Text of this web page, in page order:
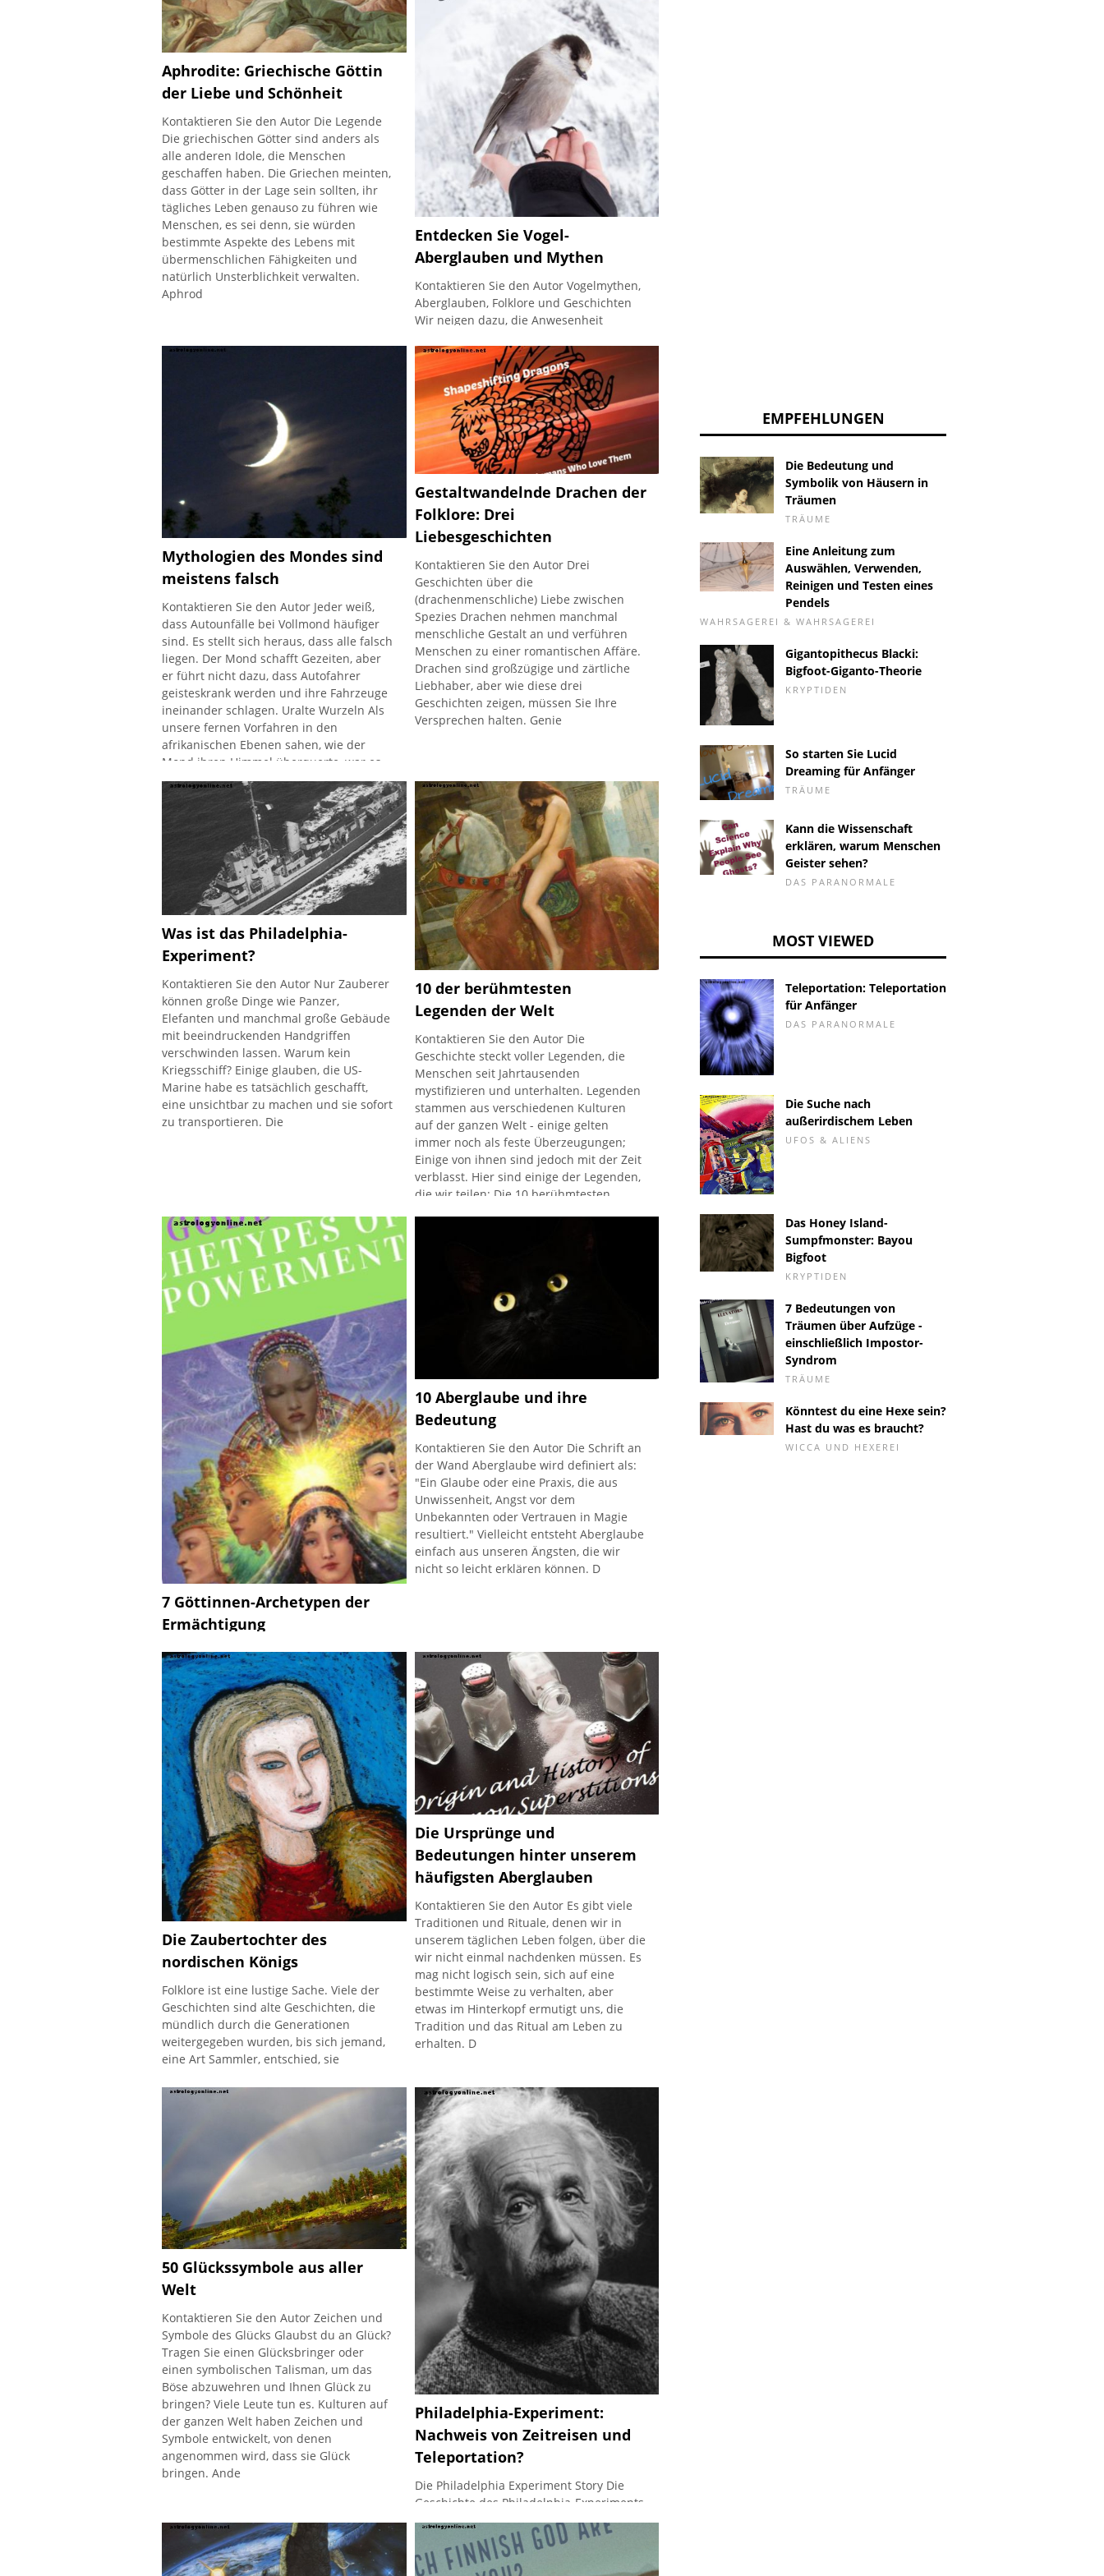
Aphrodite: Griechische Göttin
der Liebe und Schönheit
Kontaktieren Sie den Autor Die Legende
Die griechischen Götter sind anders als
alle anderen Idole, die Menschen
geschaffen haben. Die Griechen meinten,
dass Götter in der Lage sein sollten, ihr
tägliches Leben genauso zu führen wie
Menschen, es sei denn, sie würden
bestimmte Aspekte des Lebens mit
übermenschlichen Fähigkeiten und
natürlich Unsterblichkeit verwalten.
Aphrod
Entdecken Sie Vogel-
Aberglauben und Mythen
Kontaktieren Sie den Autor Vogelmythen,
Aberglauben, Folklore und Geschichten
Wir neigen dazu, die Anwesenheit
selbstverständlich zu halten. Sie werden
überrascht sein, wie viele Mythen und
Aberglauben es in Bezug auf Vögel auf
der ganzen Welt gibt. Viele dieser
Aberglauben beinhalten Glück, sowohl
gut als auch schlecht. Zum
Mythologien des Mondes sind
meistens falsch
Kontaktieren Sie den Autor Jeder weiß,
dass Autounfälle bei Vollmond häufiger
sind. Es stellt sich heraus, dass alle falsch
liegen. Der Mond schafft Gezeiten, aber
er führt nicht dazu, dass Autofahrer
geisteskrank werden und ihre Fahrzeuge
ineinander schlagen. Uralte Wurzeln Als
unsere fernen Vorfahren in den
afrikanischen Ebenen sahen, wie der
Mond ihren Himmel überquerte, war es
nicht verwunderlich, dass sie glaubten, er
sei zu mystischen Kräften fähig. Tiefe
Gestaltwandelnde Drachen der
Folklore: Drei
Liebesgeschichten
Kontaktieren Sie den Autor Drei
Geschichten über die
(drachenmenschliche) Liebe zwischen
Spezies Drachen nehmen manchmal
menschliche Gestalt an und verführen
Menschen zu einer romantischen Affäre.
Drachen sind großzügige und zärtliche
Liebhaber, aber wie diese drei
Geschichten zeigen, müssen Sie Ihre
Versprechen halten. Genie
Was ist das Philadelphia-
Experiment?
Kontaktieren Sie den Autor Nur Zauberer
können große Dinge wie Panzer,
Elefanten und manchmal große Gebäude
mit beeindruckenden Handgriffen
verschwinden lassen. Warum kein
Kriegsschiff? Einige glauben, die US-
Marine habe es tatsächlich geschafft,
eine unsichtbar zu machen und sie sofort
zu transportieren. Die
10 der berühmtesten
Legenden der Welt
Kontaktieren Sie den Autor Die
Geschichte steckt voller Legenden, die
Menschen seit Jahrtausenden
mystifizieren und unterhalten. Legenden
stammen aus verschiedenen Kulturen
auf der ganzen Welt - einige gelten
immer noch als feste Überzeugungen;
Einige von ihnen sind jedoch mit der Zeit
verblasst. Hier sind einige der Legenden,
die wir teilen: Die 10 berühmtesten
7 Göttinnen-Archetypen der
Ermächtigung
Die Göttin wurde seit Tausenden von
Jahren verehrt, lange bevor
patriarchalische monotheistische
Religionen sie mit einem zornigen
männlichen Gott verdrängten. In
praktisch jeder alten spirituellen
Tradition ist es die Göttin, die die Welt
zur Welt bringt. Das Weibliche taucht
immer zuerst auf: So wie jeder Fötus als
Frau beginnt, ist unsere Welt aus der
weiblichen Essenz hervorgegangen, die
das Leben selbst verkörpert. Ihre
10 Aberglaube und ihre
Bedeutung
Kontaktieren Sie den Autor Die Schrift an
der Wand Aberglaube wird definiert als:
"Ein Glaube oder eine Praxis, die aus
Unwissenheit, Angst vor dem
Unbekannten oder Vertrauen in Magie
resultiert." Vielleicht entsteht Aberglaube
einfach aus unseren Ängsten, die wir
nicht so leicht erklären können. D
Die Zaubertochter des
nordischen Königs
Folklore ist eine lustige Sache. Viele der
Geschichten sind alte Geschichten, die
mündlich durch die Generationen
weitergegeben wurden, bis sich jemand,
eine Art Sammler, entschied, sie
beschreiben Geschichten von einem Ort,
Legenden, um seine Existenz oder
Schöpfung zu erklären. A
Die Ursprünge und
Bedeutungen hinter unserem
häufigsten Aberglauben
Kontaktieren Sie den Autor Es gibt viele
Traditionen und Rituale, denen wir in
unserem täglichen Leben folgen, über die
wir nicht einmal nachdenken müssen. Es
mag nicht logisch sein, sich auf eine
bestimmte Weise zu verhalten, aber
etwas im Hinterkopf ermutigt uns, die
Tradition und das Ritual am Leben zu
erhalten. D
50 Glückssymbole aus aller
Welt
Kontaktieren Sie den Autor Zeichen und
Symbole des Glücks Glaubst du an Glück?
Tragen Sie einen Glücksbringer oder
einen symbolischen Talisman, um das
Böse abzuwehren und Ihnen Glück zu
bringen? Viele Leute tun es. Kulturen auf
der ganzen Welt haben Zeichen und
Symbole entwickelt, von denen
angenommen wird, dass sie Glück
bringen. Ande
Philadelphia-Experiment:
Nachweis von Zeitreisen und
Teleportation?
Die Philadelphia Experiment Story Die
Geschichte des Philadelphia-Experiments
handelt von Zeitreisen, Teleportation und
einer tief verwurzelten Verschwörung.
Offiziell ist es eine Fußnote in der US-
Geschichte, und die wahre Geschichte
EMPFEHLUNGEN
Die Bedeutung und
Symbolik von Häusern in
Träumen
TRÄUME
Eine Anleitung zum
Auswählen, Verwenden,
Reinigen und Testen eines
Pendels
WAHRSAGEREI & WAHRSAGEREI
Gigantopithecus Blacki:
Bigfoot-Giganto-Theorie
KRYPTIDEN
So starten Sie Lucid
Dreaming für Anfänger
TRÄUME
Kann die Wissenschaft
erklären, warum Menschen
Geister sehen?
DAS PARANORMALE
MOST VIEWED
Teleportation: Teleportation
für Anfänger
DAS PARANORMALE
Die Suche nach
außerirdischem Leben
UFOS & ALIENS
Das Honey Island-
Sumpfmonster: Bayou
Bigfoot
KRYPTIDEN
7 Bedeutungen von
Träumen über Aufzüge -
einschließlich Impostor-
Syndrom
TRÄUME
Könntest du eine Hexe sein?
Hast du was es braucht?
WICCA UND HEXEREI